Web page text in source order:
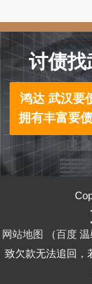
讨债找
鸿达 武汉要
拥有丰富要
网站地图 （百度温
致欠款无法追回，